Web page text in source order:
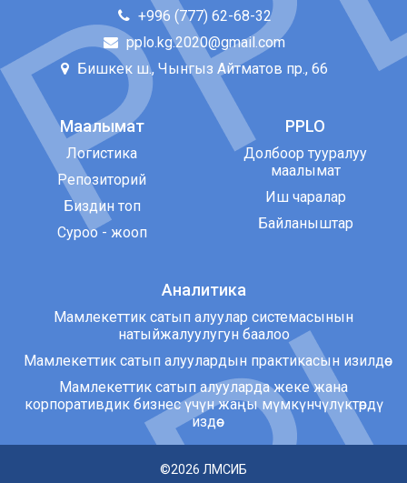
+996 (777) 62-68-32
pplo.kg.2020@gmail.com
Бишкек ш., Чынгыз Айтматов пр., 66
Маалымат
Логистика
Репозиторий
Биздин топ
Суроо - жооп
PPLO
Долбоор тууралуу
маалымат
Иш чаралар
Байланыштар
Аналитика
Мамлекеттик сатып алуулар системасынын
натыйжалуулугун баалоо
Мамлекеттик сатып алуулардын практикасын изилдөө
Мамлекеттик сатып алууларда жеке жана
корпоративдик бизнес үчүн жаңы мүмкүнчүлүктөрдү
издөө
©2026 ЛМСИБ